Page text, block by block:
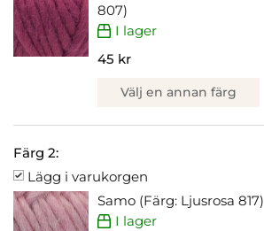
807)
I lager
45 kr
Välj en annan färg
Färg 2:
Lägg i varukorgen
Samo (Färg: Ljusrosa 817)
I lager